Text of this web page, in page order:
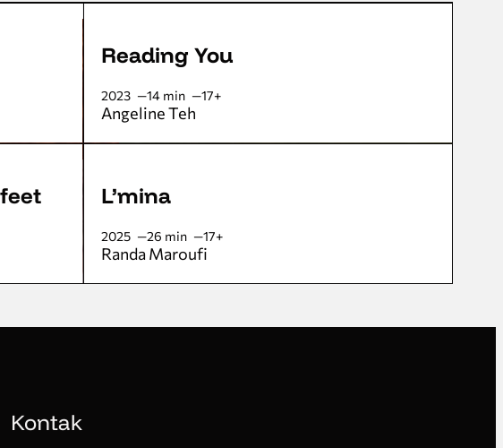
Reading You
2023 14 min 17+
Angeline Teh
L’mina
2025 26 min 17+
Randa Maroufi
Kontak